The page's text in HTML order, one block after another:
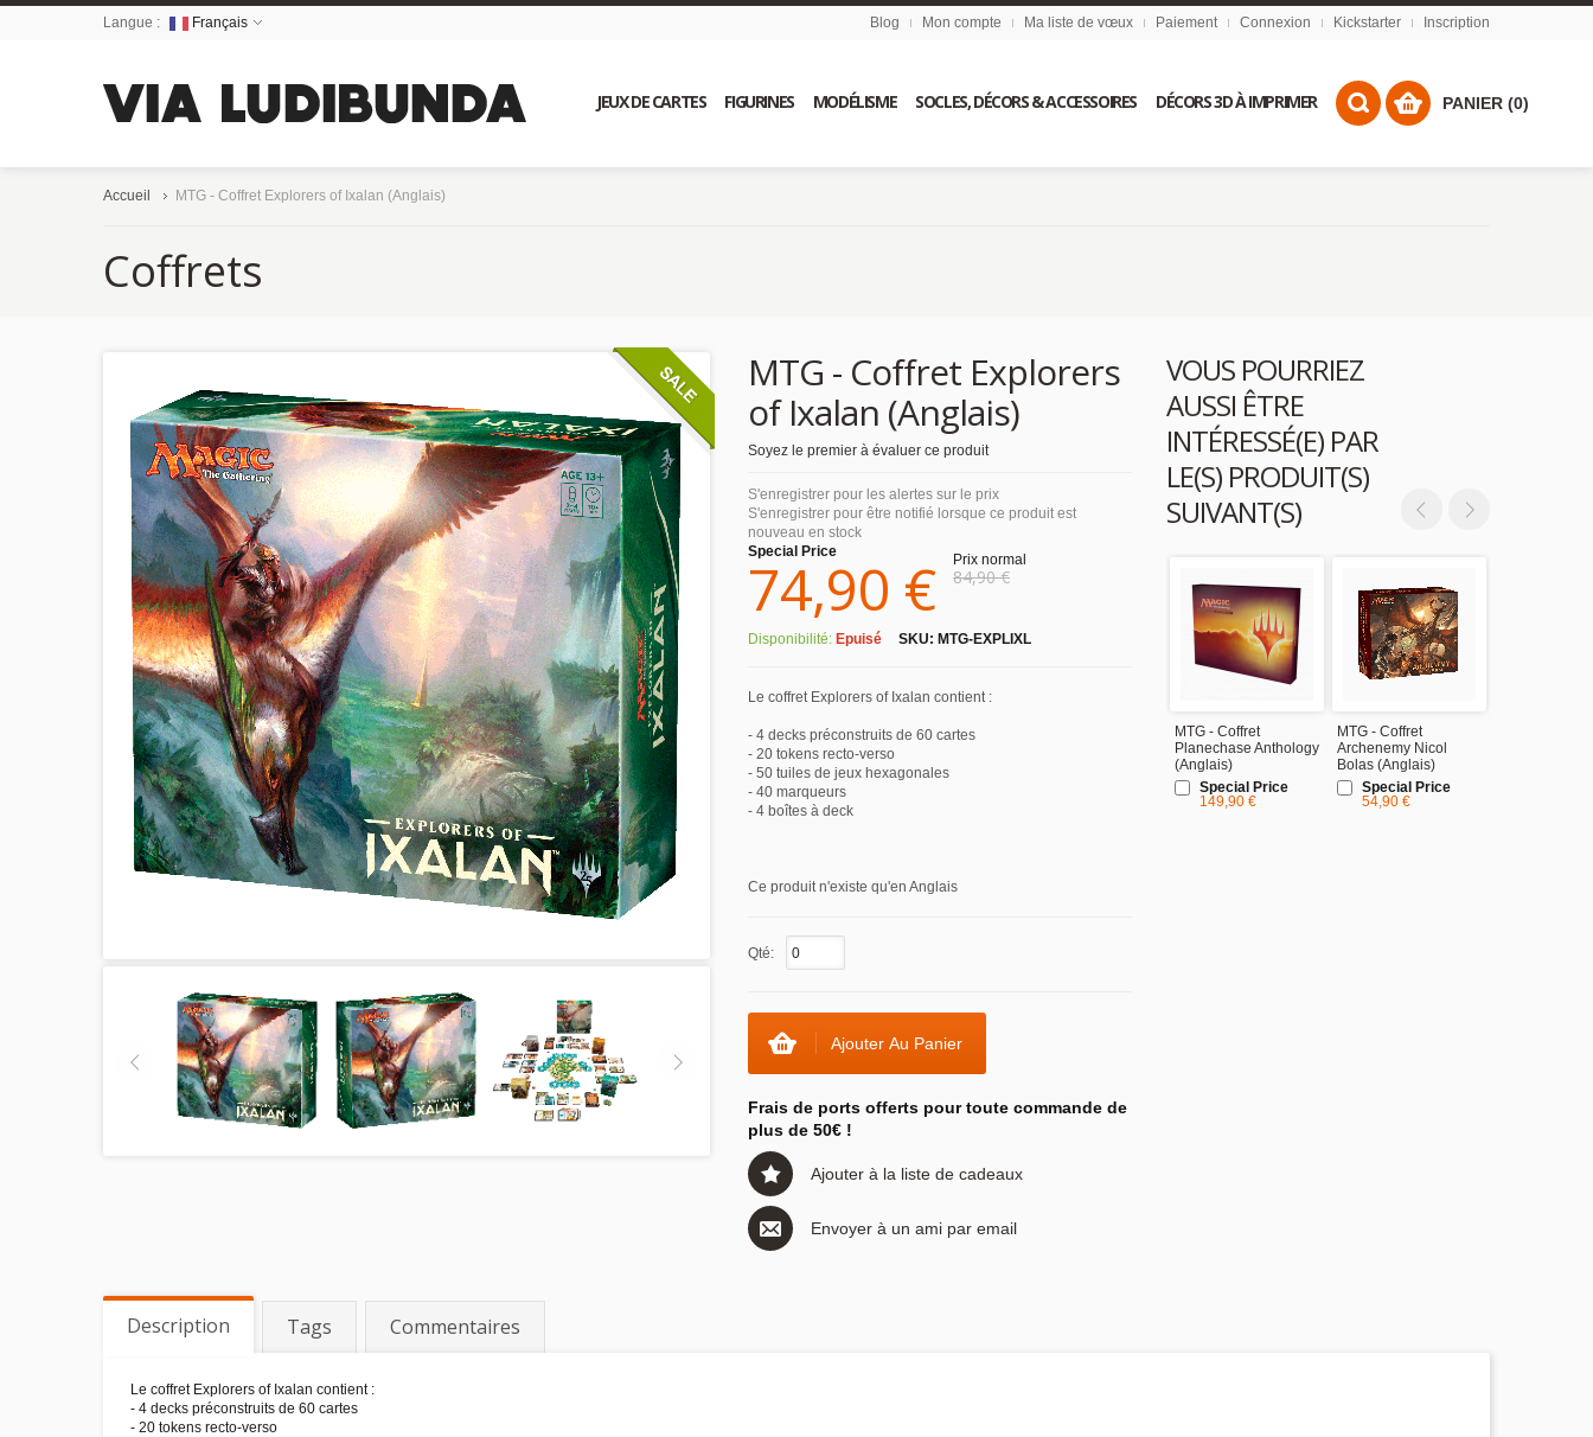
Langue : Français Blog Mon compte Ma liste de vœux Paiement Connexion Kickstarter Inscription
JEUX DE CARTES FIGURINES MODÉLISME SOCLES, DÉCORS & ACCESSOIRES DÉCORS 3D À IMPRIMER PANIER (0)
Accueil MTG - Coffret Explorers of Ixalan (Anglais)
Coffrets
VOUS POURRIEZ
AUSSI ÊTRE
INTÉRESSÉ(E) PAR
LE(S) PRODUIT(S)
SUIVANT(S)
MTG - Coffret
Planechase Anthology
(Anglais)
Prix normal
159,90 €
Special Price
149,90 €
MTG - Coffret
Archenemy Nicol
Bolas (Anglais)
Special Price
54,90 €
MTG - Coffret Explorers
of Ixalan (Anglais)
Soyez le premier à évaluer ce produit
S'enregistrer pour les alertes sur le prix
S'enregistrer pour être notifié lorsque ce produit est
nouveau en stock
Prix normal
84,90 €
Special Price
74,90 €
Disponibilité: Epuisé SKU: MTG-EXPLIXL
Le coffret Explorers of Ixalan contient :
- 4 decks préconstruits de 60 cartes
- 20 tokens recto-verso
- 50 tuiles de jeux hexagonales
- 40 marqueurs
- 4 boîtes à deck
Ce produit n'existe qu'en Anglais
Qté:
Ajouter Au Panier
Frais de ports offerts pour toute commande de
plus de 50€ !
Ajouter à la liste de cadeaux
Envoyer à un ami par email
Description Tags Commentaires
Le coffret Explorers of Ixalan contient :
- 4 decks préconstruits de 60 cartes
- 20 tokens recto-verso